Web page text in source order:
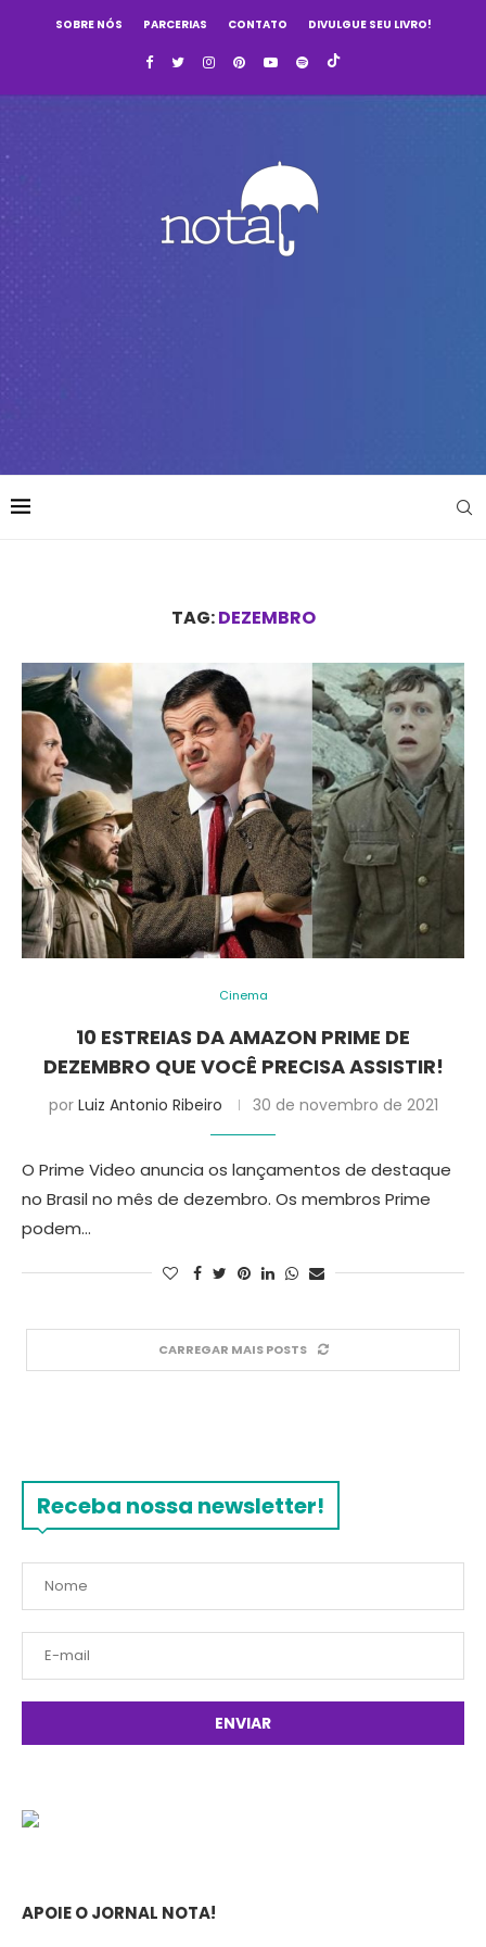
SOBRE NÓS PARCERIAS CONTATO DIVULGUE SEU LIVRO!
TAG:DEZEMBRO
Cinema
10 ESTREIAS DA AMAZON PRIME DE
DEZEMBRO QUE VOCÊ PRECISA ASSISTIR!
por Luiz Antonio Ribeiro 30 de novembro de 2021
O Prime Video anuncia os lançamentos de destaque
no Brasil no mês de dezembro. Os membros Prime
podem…
CARREGAR MAIS POSTS
Receba nossa newsletter!
APOIE O JORNAL NOTA!